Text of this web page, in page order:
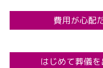
費用が心配
はじめて葬儀